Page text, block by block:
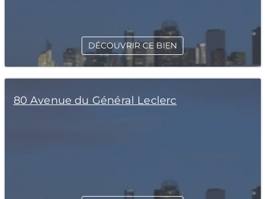
DÉCOUVRIR CE BIEN
80 Avenue du Général Leclerc